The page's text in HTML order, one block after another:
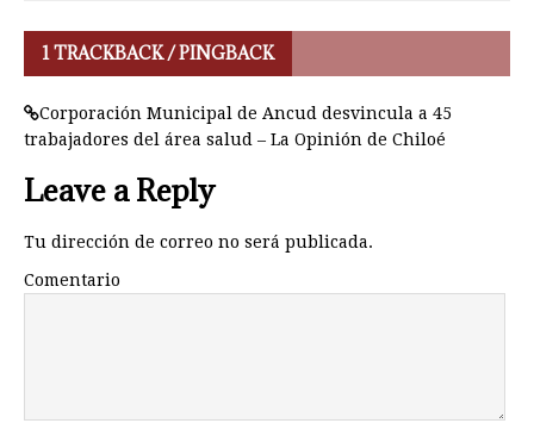
1 TRACKBACK / PINGBACK
Corporación Municipal de Ancud desvincula a 45
trabajadores del área salud – La Opinión de Chiloé
Leave a Reply
Tu dirección de correo no será publicada.
Comentario